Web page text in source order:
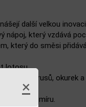
×
další velkou
nápoj, který vzdává
který do směsi
lotosu.
máty, citrusů, okurek a
jiného vesmíru.